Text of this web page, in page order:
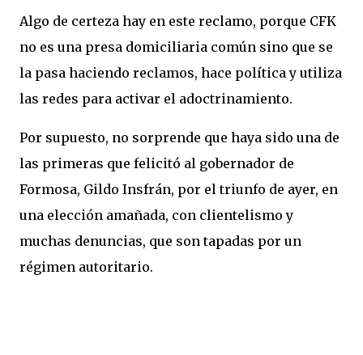
Algo de certeza hay en este reclamo, porque CFK
no es una presa domiciliaria común sino que se
la pasa haciendo reclamos, hace política y utiliza
las redes para activar el adoctrinamiento.
Por supuesto, no sorprende que haya sido una de
las primeras que felicitó al gobernador de
Formosa, Gildo Insfrán, por el triunfo de ayer, en
una elección amañada, con clientelismo y
muchas denuncias, que son tapadas por un
régimen autoritario.